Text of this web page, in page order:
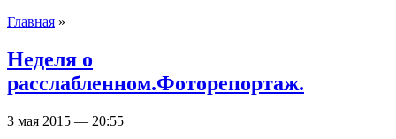
Главная »
Неделя о
расслабленном.Фоторепортаж.
3 мая 2015 — 20:55